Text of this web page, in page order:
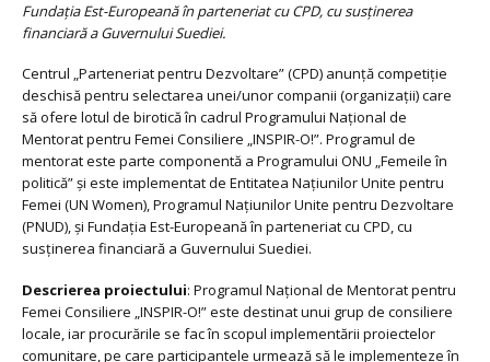
Fundaţia Est-Europeană în parteneriat cu CPD, cu susţinerea
financiară a Guvernului Suediei.
Centrul „Parteneriat pentru Dezvoltare” (CPD) anunţă competiţie
deschisă pentru selectarea unei/unor companii (organizaţii) care
să ofere lotul de birotică în cadrul Programului Naţional de
Mentorat pentru Femei Consiliere „INSPIR-O!”. Programul de
mentorat este parte componentă a Programului ONU „Femeile în
politică” şi este implementat de Entitatea Naţiunilor Unite pentru
Femei (UN Women), Programul Naţiunilor Unite pentru Dezvoltare
(PNUD), și Fundaţia Est-Europeană în parteneriat cu CPD, cu
susţinerea financiară a Guvernului Suediei.
Descrierea proiectului: Programul Naţional de Mentorat pentru
Femei Consiliere „INSPIR-O!” este destinat unui grup de consiliere
locale, iar procurările se fac în scopul implementării proiectelor
comunitare, pe care participantele urmează să le implementeze în